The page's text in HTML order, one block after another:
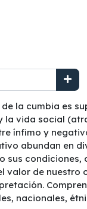
la cumbia es
la vida social
ínfimo y
abundan en
sus condiciones,
valor de nuestro
nacionales,